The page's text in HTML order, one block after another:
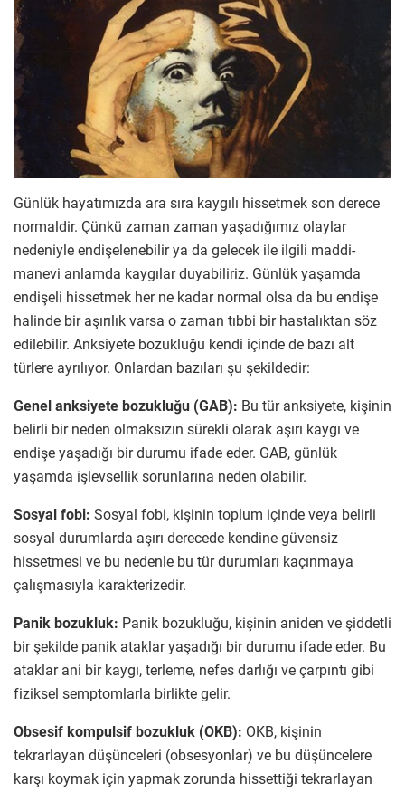
Günlük hayatımızda ara sıra kaygılı hissetmek son derece
normaldir. Çünkü zaman zaman yaşadığımız olaylar
nedeniyle endişelenebilir ya da gelecek ile ilgili maddi-
manevi anlamda kaygılar duyabiliriz. Günlük yaşamda
endişeli hissetmek her ne kadar normal olsa da bu endişe
halinde bir aşırılık varsa o zaman tıbbi bir hastalıktan söz
edilebilir. Anksiyete bozukluğu kendi içinde de bazı alt
türlere ayrılıyor. Onlardan bazıları şu şekildedir:
Genel anksiyete bozukluğu (GAB): Bu tür anksiyete, kişinin
belirli bir neden olmaksızın sürekli olarak aşırı kaygı ve
endişe yaşadığı bir durumu ifade eder. GAB, günlük
yaşamda işlevsellik sorunlarına neden olabilir.
Sosyal fobi: Sosyal fobi, kişinin toplum içinde veya belirli
sosyal durumlarda aşırı derecede kendine güvensiz
hissetmesi ve bu nedenle bu tür durumları kaçınmaya
çalışmasıyla karakterizedir.
Panik bozukluk: Panik bozukluğu, kişinin aniden ve şiddetli
bir şekilde panik ataklar yaşadığı bir durumu ifade eder. Bu
ataklar ani bir kaygı, terleme, nefes darlığı ve çarpıntı gibi
fiziksel semptomlarla birlikte gelir.
Obsesif kompulsif bozukluk (OKB): OKB, kişinin
tekrarlayan düşünceleri (obsesyonlar) ve bu düşüncelere
karşı koymak için yapmak zorunda hissettiği tekrarlayan